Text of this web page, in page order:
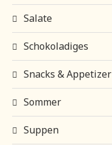
Salate
Schokoladiges
Snacks & Appetizer
Sommer
Suppen